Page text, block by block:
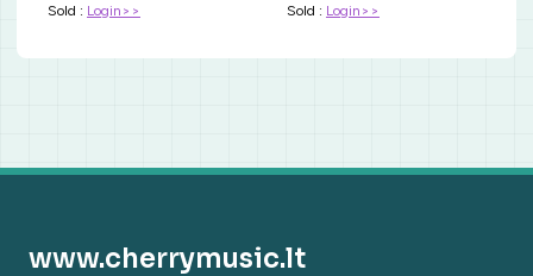
Sold : Login>>
Sold : Login>>
www.cherrymusic.lt